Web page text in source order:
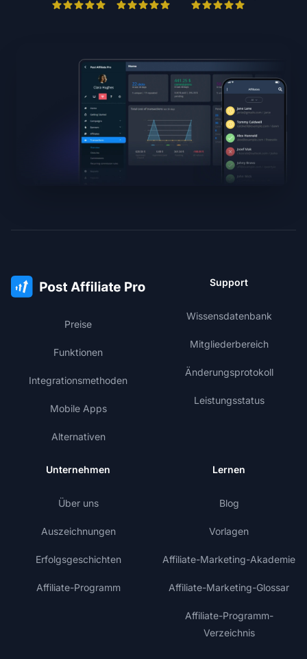
Preise
Funktionen
Integrationsmethoden
Mobile Apps
Alternativen
Support
Wissensdatenbank
Mitgliederbereich
Änderungsprotokoll
Leistungsstatus
Unternehmen
Über uns
Auszeichnungen
Erfolgsgeschichten
Affiliate-Programm
Lernen
Blog
Vorlagen
Affiliate-Marketing-Akademie
Affiliate-Marketing-Glossar
Affiliate-Programm-
Verzeichnis